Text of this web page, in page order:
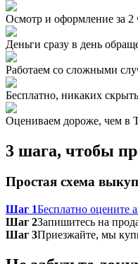
Осмотр и оформление за 2
Деньги сразу в день
Работаем со сложными
Бесплатно, никаких
Оцениваем дороже, чем в
3 шага, чтобы
Простая схема
Шаг 1Бесплатно оцените
Шаг 2Запишитесь на
Шаг 3Приезжайте, мы